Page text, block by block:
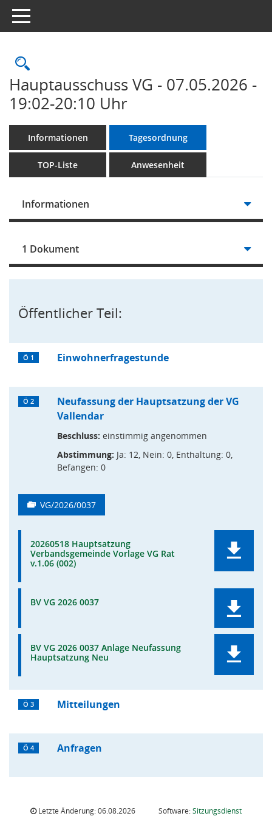
Toggle navigation
Rechercheauswahl
Hauptausschuss VG - 07.05.2026 -
19:02-20:10 Uhr
Informationen Tagesordnung
TOP-Liste Anwesenheit
Informationen
1 Dokument
Öffentlicher Teil:
Ö 1 Einwohnerfragestunde
Ö 2
Neufassung der Hauptsatzung der VG
Vallendar
Beschluss: einstimmig angenommen
Abstimmung: Ja: 12, Nein: 0, Enthaltung: 0,
Befangen: 0
VG/2026/0037
20260518 Hauptsatzung
Verbandsgemeinde Vorlage VG Rat
v.1.06 (002)
BV VG 2026 0037
BV VG 2026 0037 Anlage Neufassung
Hauptsatzung Neu
Ö 3 Mitteilungen
Ö 4 Anfragen
Letzte Änderung: 06.08.2026 Software:Sitzungsdienst